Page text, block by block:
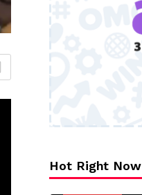
Hot Right Now